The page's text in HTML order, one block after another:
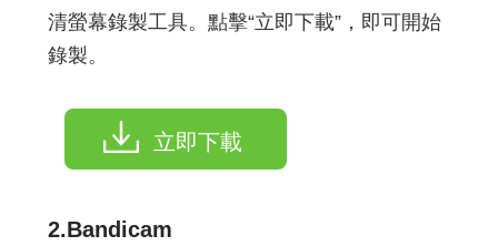
清螢幕錄製工具。點擊“立即下載”，即可開始
錄製。
立即下載
2.Bandicam